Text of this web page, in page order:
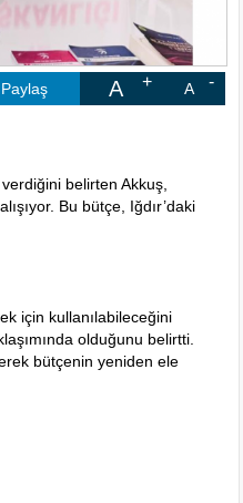
Paylaş A A
belirten Akkuş,
Bu bütçe, Iğdır’daki
için kullanılabileceğini
olduğunu belirtti.
bütçenin yeniden ele